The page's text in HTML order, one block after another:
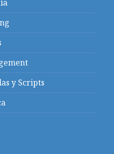
y Scripts